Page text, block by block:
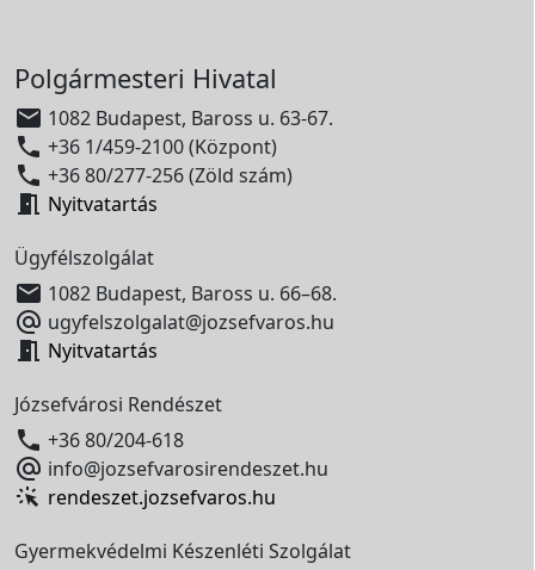
Polgármesteri Hivatal
 1082 Budapest, Baross u. 63-67.
 +36 1/459-2100 (Központ)
 +36 80/277-256 (Zöld szám)
 Nyitvatartás
Ügyfélszolgálat
 1082 Budapest, Baross u. 66–68.
 ugyfelszolgalat@jozsefvaros.hu
 Nyitvatartás
Józsefvárosi Rendészet
 +36 80/204-618
 info@jozsefvarosirendeszet.hu
rendeszet.jozsefvaros.hu
Gyermekvédelmi Készenléti Szolgálat